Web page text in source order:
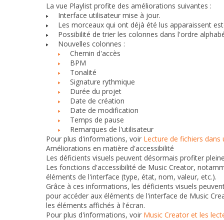
La vue Playlist profite des améliorations suivantes :
Interface utilisateur mise à jour.
Les morceaux qui ont déjà été lus apparaissent
Possibilité de trier les colonnes dans l'ordre
Nouvelles colonnes :
Chemin d'accès
BPM
Tonalité
Signature rythmique
Durée du projet
Date de création
Date de modification
Temps de pause
Remarques de l'utilisateur
Pour plus d'informations, voir Lecture de fichiers
Améliorations en matière d'accessibilité
Les déficients visuels peuvent désormais profiter
Les fonctions d'accessibilité de Music Creator,
éléments de l'interface (type, état, nom, valeur, etc.).
Grâce à ces informations, les déficients visuels
pour accéder aux éléments de l'interface de Music
les éléments affichés à l'écran.
Pour plus d'informations, voir Music Creator et les